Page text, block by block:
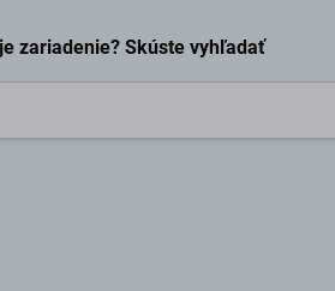
zariadenie? Skúste vyhľadať